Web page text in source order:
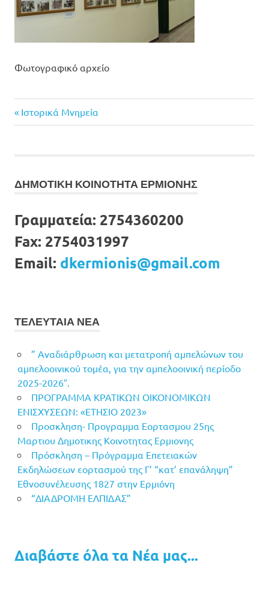
Φωτογραφικό αρχείο
Πλοήγηση
Previous
Post:
Ιστορικά Μνημεία
ΔΗΜΟΤΙΚΗ ΚΟΙΝΟΤΗΤΑ ΕΡΜΙΟΝΗΣ
Γραμματεία: 2754360200
Fax: 2754031997
Email: dkermionis@gmail.com
ΤΕΛΕΥΤΑΙΑ ΝΕΑ
” Αναδιάρθρωση και μετατροπή αμπελώνων του
αμπελοοινικού τομέα, για την αμπελοοινική περίοδο
2025-2026″.
ΠΡΟΓΡΑΜΜΑ ΚΡΑΤΙΚΩΝ ΟΙΚΟΝΟΜΙΚΩΝ
ΕΝΙΣΧΥΣΕΩΝ: «ΕΤΗΣΙΟ 2023»
Προσκληση- Προγραμμα Εορτασμου 25ης
Μαρτιου Δημοτικης Κοινοτητας Ερμιονης
Πρόσκληση – Πρόγραμμα Επετειακών
Εκδηλώσεων εορτασμού της Γ’ “κατ’ επανάληψη”
Εθνοσυνέλευσης 1827 στην Ερμιόνη
“ΔΙΑΔΡΟΜΗ ΕΛΠΙΔΑΣ”
Διαβάστε όλα τα Νέα μας...